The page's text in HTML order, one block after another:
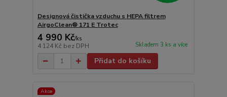
Designová čistička vzduchu s HEPA filtrem
AirgoClean® 171 E Trotec
4 990 Kč/ks
4 124 Kč bez DPH Skladem 3 ks a více
Přidat do košíku
Akce